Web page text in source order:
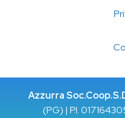
Azzurra
(PG) | P.I.